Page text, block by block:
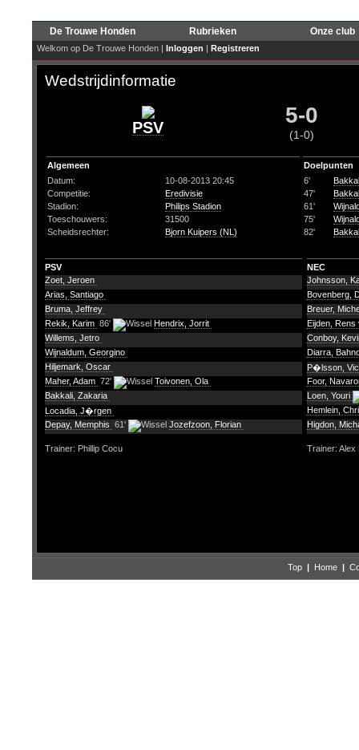
De Trouwe Honden Rubrieken Onze club
Welkom op De Trouwe Honden | Inloggen | Registreren
Wedstrijdinformatie
PSV 5-0
(1-0)
Algemeen
Datum:
10-08-2013 20:45
Competitie:
Eredivisie
Stadion:
Philips Stadion
Toeschouwers:
31500
Scheidsrechter:
Bjorn Kuipers (NL)
Doelpunten
6'
47'
61'
75'
82'
PSV
NEC
Zoet, Jeroen
Arias, Santiago
Bruma, Jeffrey
Rekik, Karim 86'
Hendrix, Jorrit
Willems, Jetro
Wijnaldum, Georgino
Hiljemark, Oscar
Maher, Adam 72'
Toivonen, Ola
Bakkali, Zakaria
Locadia, J�rgen
Depay, Memphis 61' Jozefzoon, Florian
Johnsson,
Bovenberg,
Breuer,
Eijden, Rens
Conboy,
Diarra,
P�lsson,
Foor,
Loen, Youri
Hemlein,
Higdon,
Trainer: Phillip Cocu Trainer: Alex
Top | Home |